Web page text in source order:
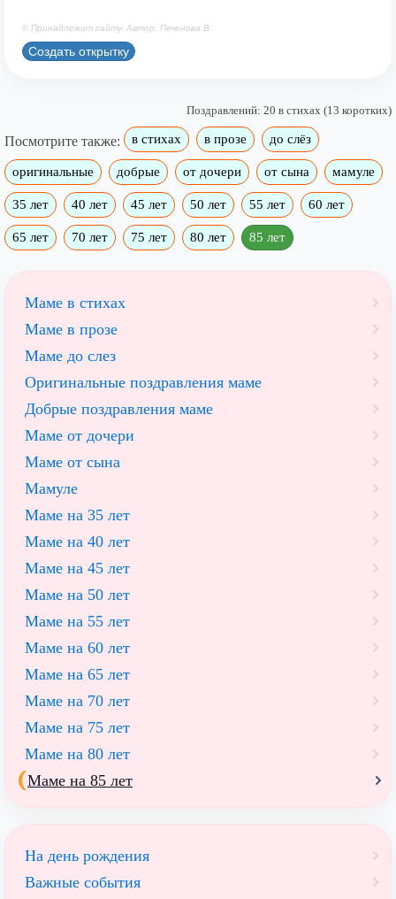
© Принадлежит сайту. Автор: Печенова В.
Создать открытку
Поздравлений: 20 в стихах (13 коротких)
Посмотрите также: в стихах в прозе до слёз
оригинальные добрые от дочери от сына мамуле
35 лет 40 лет 45 лет 50 лет 55 лет 60 лет
65 лет 70 лет 75 лет 80 лет 85 лет
Маме в стихах
Маме в прозе
Маме до слез
Оригинальные поздравления маме
Добрые поздравления маме
Маме от дочери
Маме от сына
Мамуле
Маме на 35 лет
Маме на 40 лет
Маме на 45 лет
Маме на 50 лет
Маме на 55 лет
Маме на 60 лет
Маме на 65 лет
Маме на 70 лет
Маме на 75 лет
Маме на 80 лет
Маме на 85 лет
На день рождения
Важные события